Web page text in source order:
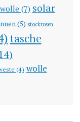
(7) solar
(5) stockrosen
tasche
(4) wolle